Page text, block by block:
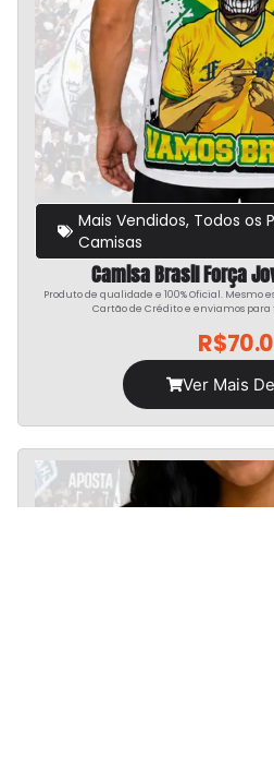
Mais Vendidos, Todos os
Camisas
Camisa Brasil Força
Produto de qualidade e 100% Oficial. Mesmo
Cartão de Crédito e enviamos
R$
Ver Mais